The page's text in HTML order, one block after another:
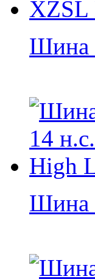
Шина
Шина